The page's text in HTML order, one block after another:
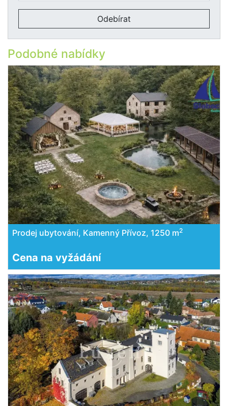
Odebírat
Podobné nabídky
Prodej ubytování, Kamenný Přívoz, 1250 m2
Cena na vyžádání